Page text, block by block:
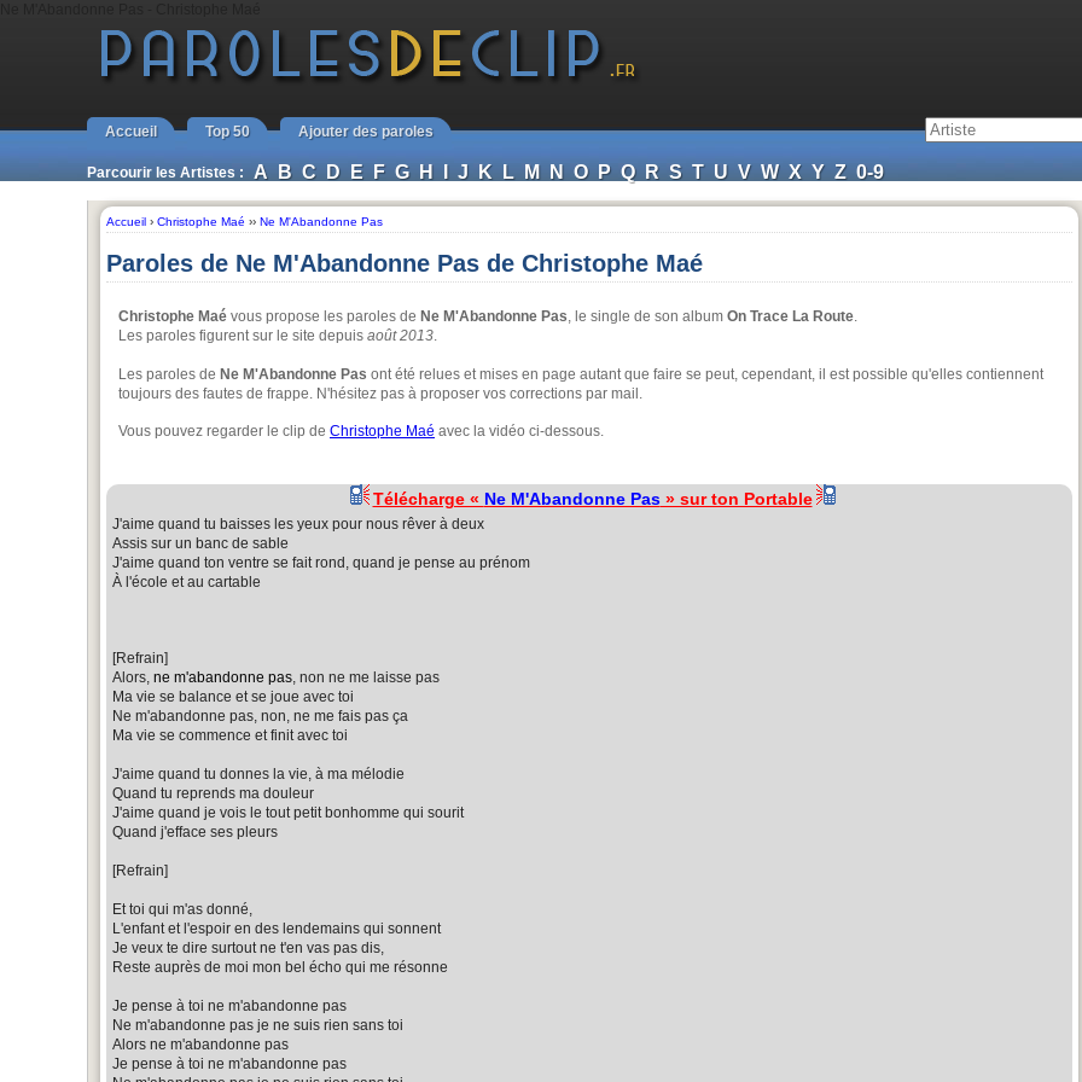
Accueil Top 50 Ajouter des paroles
Parcourir les Artistes : A B C D E F G H I J K L M N O P Q R S T U V W X Y Z 0-9
Accueil › Christophe Maé ›› Ne M'Abandonne Pas
Paroles de Ne M'Abandonne Pas de Christophe Maé
Christophe Maé vous propose les paroles de Ne M'Abandonne Pas, le single de son album On Trace La Route.
Les paroles figurent sur le site depuis août 2013.
Les paroles de Ne M'Abandonne Pas ont été relues et mises en page autant que faire se peut, cependant, il est possible qu'elles contiennent
toujours des fautes de frappe. N'hésitez pas à proposer vos corrections par mail.
Vous pouvez regarder le clip de Christophe Maé avec la vidéo ci-dessous.
Télécharge « Ne M'Abandonne Pas» sur ton Portable
J'aime quand tu baisses les yeux pour nous rêver à deux
Assis sur un banc de sable
J'aime quand ton ventre se fait rond, quand je pense au prénom
À l'école et au cartable
[Refrain]
Alors, ne m'abandonne pas , non ne me laisse pas
Ma vie se balance et se joue avec toi
Ne m'abandonne pas, non, ne me fais pas ça
Ma vie se commence et finit avec toi
J'aime quand tu donnes la vie, à ma mélodie
Quand tu reprends ma douleur
J'aime quand je vois le tout petit bonhomme qui sourit
Quand j'efface ses pleurs
[Refrain]
Et toi qui m'as donné,
L'enfant et l'espoir en des lendemains qui sonnent
Je veux te dire surtout ne t'en vas pas dis,
Reste auprès de moi mon bel écho qui me résonne
Je pense à toi ne m'abandonne pas
Ne m'abandonne pas je ne suis rien sans toi
Alors ne m'abandonne pas
Je pense à toi ne m'abandonne pas